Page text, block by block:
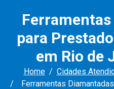
para
em Rio de
Home Cidades
Ferramentas